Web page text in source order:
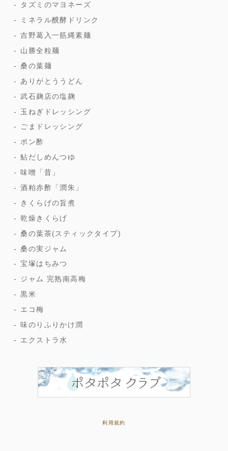
タズミのマヨネーズ
ミネラル醗酵ドリンク
吉野葛入一筋縄素麺
山勝全粒麺
桑の葉麺
ありがとううどん
武石麹店の塩麹
玉ねぎドレッシング
ごまドレッシング
ポン酢
鮎だしめんつゆ
味噌「昔」
酒粕赤酢「潤朱」
きくらげの旨煮
乾燥きくらげ
桑の葉茶(スティックタイプ)
桑の実ジャム
宝塚はちみつ
ジャム 完熟南高梅
黒米
エコ梅
味のりふりかけ潤
エクストラ水
利用規約